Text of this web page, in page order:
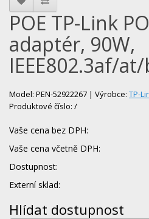
POE TP-Link
adaptér, 90W,
IEEE802.3af/
Model: PEN-52922267 | Výrobce: TP-
Produktové číslo: /
Vaše cena bez DPH:
Vaše cena včetně DPH:
Dostupnost:
Externí sklad:
Hlídat dostupnost